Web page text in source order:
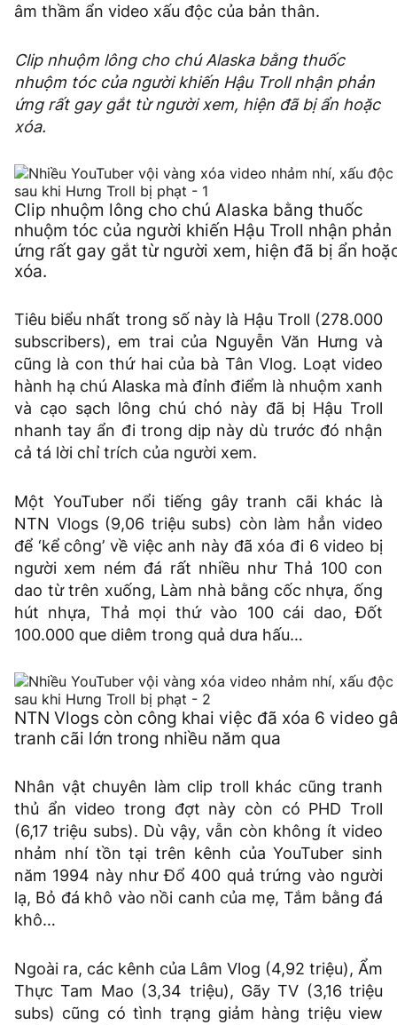
âm thầm ẩn video xấu độc của bản thân.
Clip nhuộm lông cho chú Alaska bằng thuốc
nhuộm tóc của người khiến Hậu Troll nhận phản
ứng rất gay gắt từ người xem, hiện đã bị ẩn hoặc
xóa.
Clip nhuộm lông cho chú Alaska bằng thuốc
nhuộm tóc của người khiến Hậu Troll nhận phản
ứng rất gay gắt từ người xem, hiện đã bị ẩn
xóa.
Tiêu biểu nhất trong số này là Hậu Troll (278.000
subscribers), em trai của Nguyễn Văn Hưng và
cũng là con thứ hai của bà Tân Vlog. Loạt video
hành hạ chú Alaska mà đỉnh điểm là nhuộm xanh
và cạo sạch lông chú chó này đã bị Hậu Troll
nhanh tay ẩn đi trong dịp này dù trước đó nhận
cả tá lời chỉ trích của người xem.
Một YouTuber nổi tiếng gây tranh cãi khác là
NTN Vlogs (9,06 triệu subs) còn làm hẳn video
để ‘kể công’ về việc anh này đã xóa đi 6 video bị
người xem ném đá rất nhiều như Thả 100 con
dao từ trên xuống, Làm nhà bằng cốc nhựa, ống
hút nhựa, Thả mọi thứ vào 100 cái dao, Đốt
100.000 que diêm trong quả dưa hấu…
NTN Vlogs còn công khai việc đã xóa 6 video
tranh cãi lớn trong nhiều năm qua
Nhân vật chuyên làm clip troll khác cũng tranh
thủ ẩn video trong đợt này còn có PHD Troll
(6,17 triệu subs). Dù vậy, vẫn còn không ít video
nhảm nhí tồn tại trên kênh của YouTuber sinh
năm 1994 này như Đổ 400 quả trứng vào người
lạ, Bỏ đá khô vào nồi canh của mẹ, Tắm bằng đá
khô…
Ngoài ra, các kênh của Lâm Vlog (4,92 triệu), Ẩm
Thực Tam Mao (3,34 triệu), Gãy TV (3,16 triệu
subs) cũng có tình trạng giảm hàng triệu view